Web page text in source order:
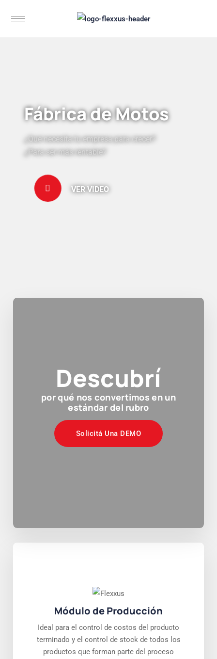
Fábrica de Motos
¿Qué necesita tu empresa para crecer?
¿Para ser más rentable?
VER VIDEO
Descubrí
por qué nos convertimos en un
estándar del rubro
Solicitá Una DEMO
Módulo de Producción
Ideal para el control de costos del producto
terminado y el control de stock de todos los
productos que forman parte del proceso